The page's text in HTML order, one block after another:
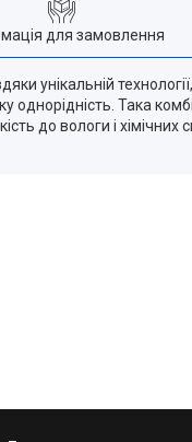
для замовлення
унікальній
Така
до вологи і хімічних